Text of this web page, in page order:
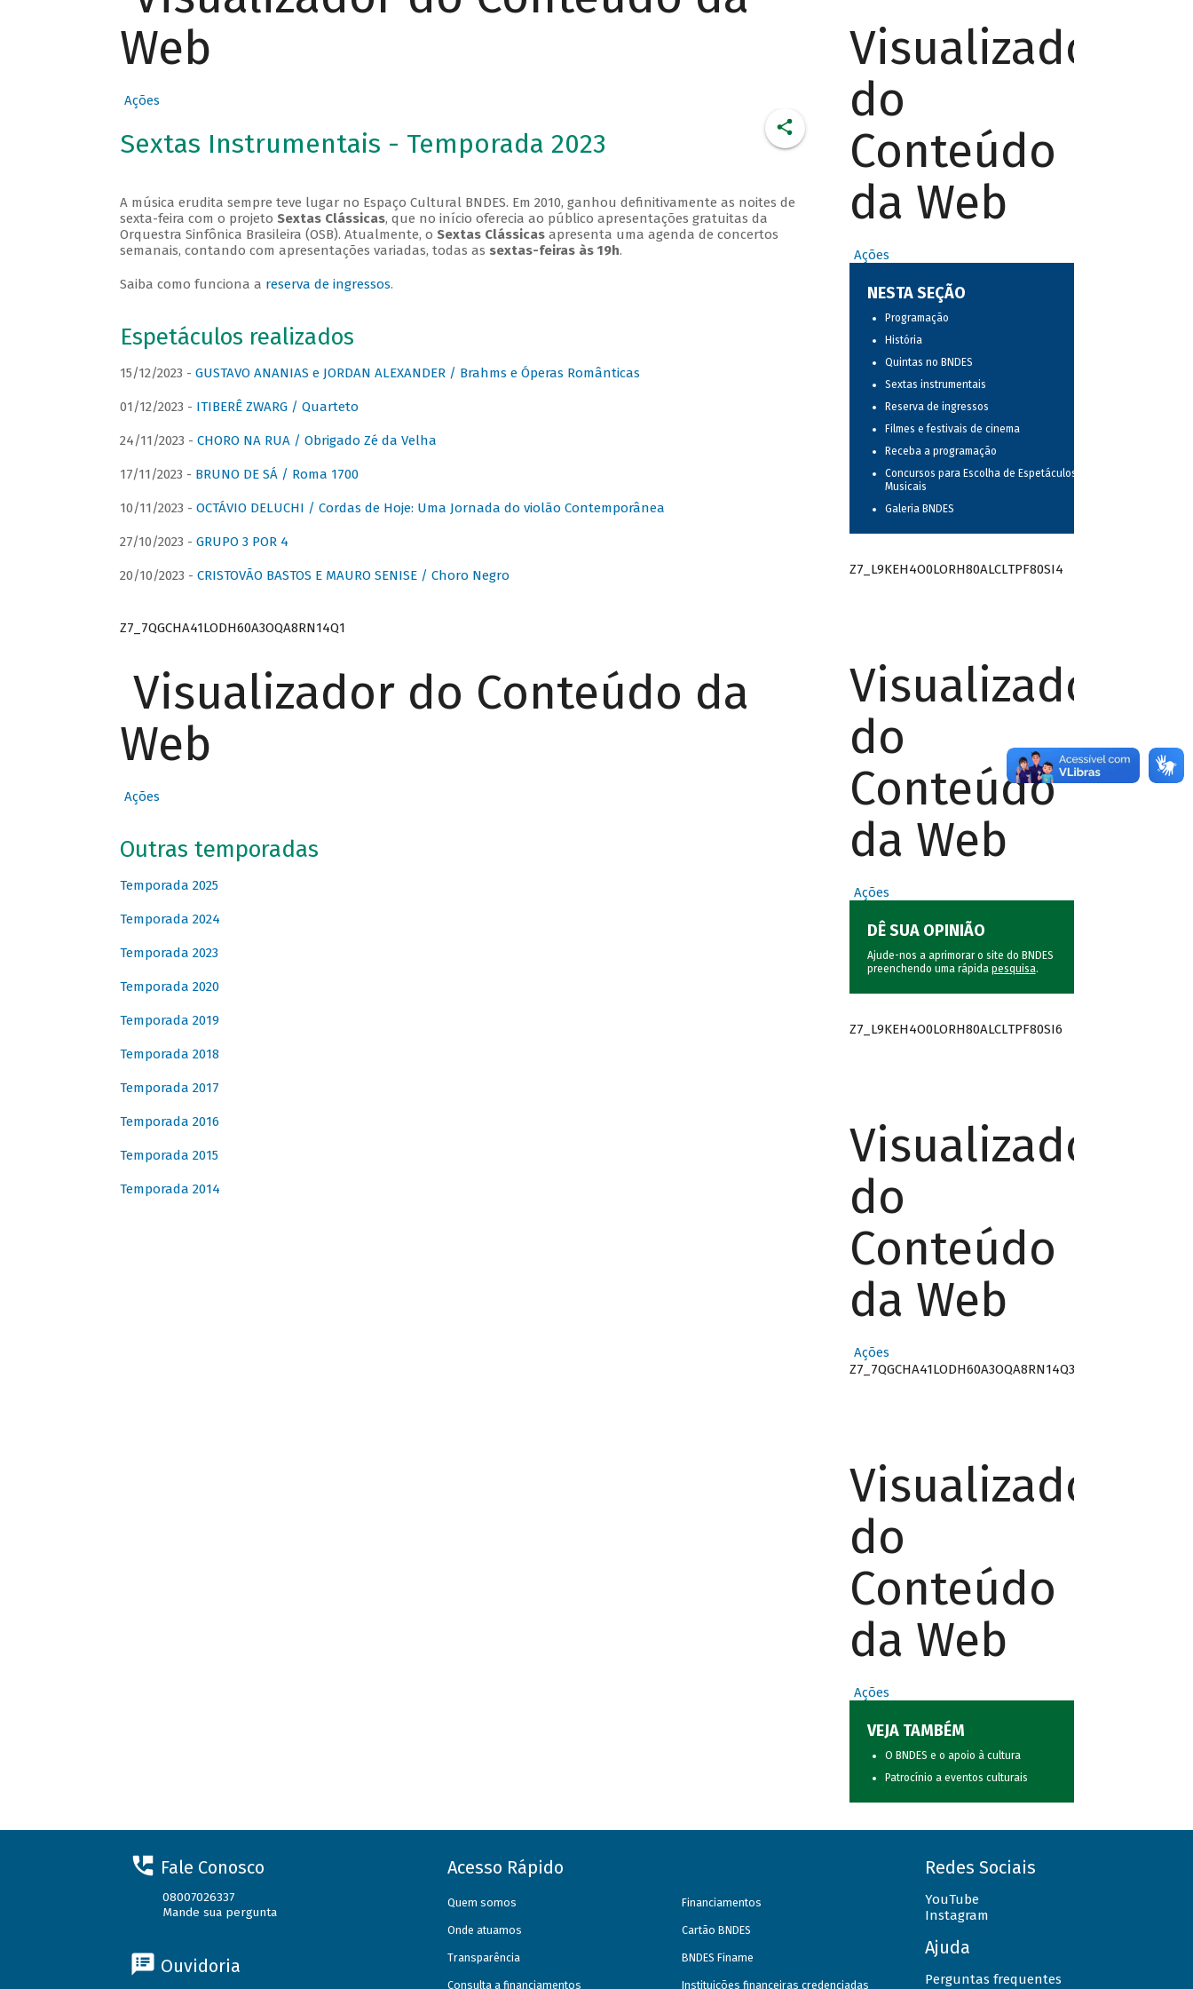
Web
Ações
Sextas Instrumentais - Temporada 2023
A música erudita sempre teve lugar no Espaço Cultural BNDES. Em 2010, ganhou definitivamente as noites de
sexta-feira com o projeto Sextas Clássicas, que no início oferecia ao público apresentações gratuitas da
Orquestra Sinfônica Brasileira (OSB). Atualmente, o Sextas Clássicasapresenta uma agenda de concertos
semanais, contando com apresentações variadas, todas as sextas-feiras às 19h.
Saiba como funciona a reserva de ingressos.
Espetáculos realizados
15/12/2023 - GUSTAVO ANANIAS e JORDAN ALEXANDER / Brahms e Óperas Românticas
01/12/2023 - ITIBERÊ ZWARG / Quarteto
24/11/2023 - CHORO NA RUA / Obrigado Zé da Velha
17/11/2023 - BRUNO DE SÁ / Roma 1700
10/11/2023 - OCTÁVIO DELUCHI / Cordas de Hoje: Uma Jornada do violão Contemporânea
27/10/2023 - GRUPO 3 POR 4
20/10/2023 - CRISTOVÃO BASTOS E MAURO SENISE / Choro Negro
Z7_7QGCHA41LODH60A3OQA8RN14Q1
Visualizador do Conteúdo da
Web
Ações
Outras temporadas
Temporada 2025
Temporada 2024
Temporada 2023
Temporada 2020
Temporada 2019
Temporada 2018
Temporada 2017
Temporada 2016
Temporada 2015
Temporada 2014
Visualizador
do
Conteúdo
da Web
Ações
NESTA SEÇÃO
Programação
História
Quintas no BNDES
Sextas instrumentais
Reserva de ingressos
Filmes e festivais de cinema
Receba a programação
Concursos para Escolha de Espetáculos
Musicais
Galeria BNDES
Z7_L9KEH4O0LORH80ALCLTPF80SI4
Visualizador
do
Conteúdo
da Web
Ações
DÊ SUA OPINIÃO
Ajude-nos a aprimorar o site do BNDES
preenchendo uma rápida pesquisa.
Z7_L9KEH4O0LORH80ALCLTPF80SI6
Visualizador
do
Conteúdo
da Web
Ações
Z7_7QGCHA41LODH60A3OQA8RN14Q3
Visualizador
do
Conteúdo
da Web
Ações
VEJA TAMBÉM
O BNDES e o apoio à cultura
Patrocínio a eventos culturais
Fale Conosco
08007026337
Mande sua pergunta
Ouvidoria
Acesso Rápido
Quem somos
Onde atuamos
Transparência
Consulta a financiamentos
Financiamentos
Cartão BNDES
BNDES Finame
Instituições financeiras credenciadas
Redes Sociais
YouTube
Instagram
Ajuda
Perguntas frequentes